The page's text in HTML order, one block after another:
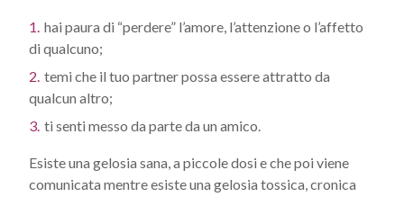
hai paura di “perdere” l’amore, l’attenzione o l’affetto
di qualcuno;
temi che il tuo partner possa essere attratto da
qualcun altro;
ti senti messo da parte da un amico.
Esiste una gelosia sana, a piccole dosi e che poi viene
comunicata mentre esiste una gelosia tossica, cronica